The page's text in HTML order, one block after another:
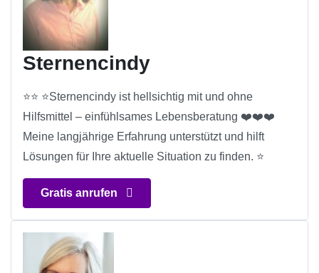
Sternencindy
⭐️⭐️ ⭐️Sternencindy ist hellsichtig mit und ohne
Hilfsmittel – einfühlsames Lebensberatung ❤️❤️❤️
Meine langjährige Erfahrung unterstützt und hilft
Lösungen für Ihre aktuelle Situation zu finden. ⭐️
Gratis anrufen